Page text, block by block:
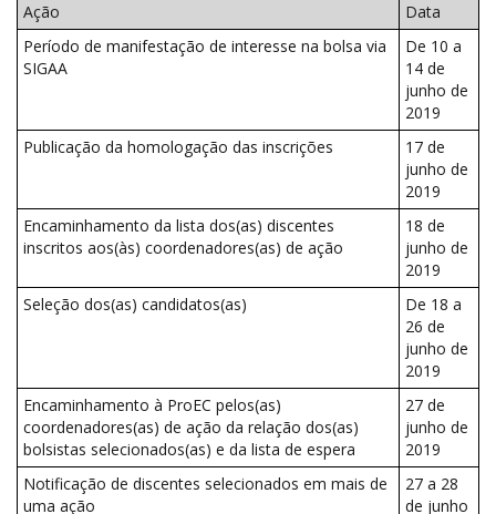
Ação
Data
Período de manifestação de interesse na bolsa via
SIGAA
De 10 a
14 de
junho de
2019
Publicação da homologação das inscrições
17 de
junho de
2019
Encaminhamento da lista dos(as) discentes
inscritos aos(às) coordenadores(as) de ação
18 de
junho de
2019
Seleção dos(as) candidatos(as)
De 18 a
26 de
junho de
2019
Encaminhamento à ProEC pelos(as)
coordenadores(as) de ação da relação dos(as)
bolsistas selecionados(as) e da lista de espera
27 de
junho de
2019
Notificação de discentes selecionados em mais de
uma ação
27 a 28
de junho